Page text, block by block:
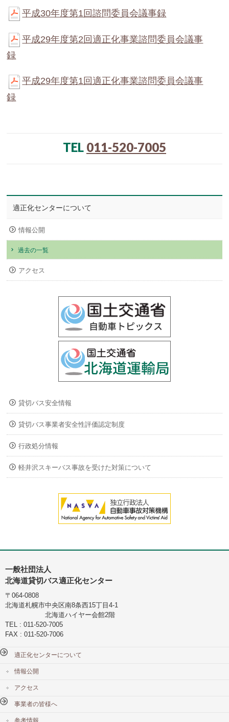
平成30年度第1回諮問委員会議事録
平成29年度第2回適正化事業諮問委員会議事
録
平成29年度第1回適正化事業諮問委員会議事
録
TEL 011-520-7005
適正化センターについて
情報公開
過去の一覧
アクセス
貸切バス安全情報
貸切バス事業者安全性評価認定制度
行政処分情報
軽井沢スキーバス事故を受けた対策について
一般社団法人
北海道貸切バス適正化センター
〒064-0808
北海道札幌市中央区南8条西15丁目4-1
北海道ハイヤー会館2階
TEL : 011-520-7005
FAX : 011-520-7006
適正化センターについて
情報公開
アクセス
事業者の皆様へ
参考情報